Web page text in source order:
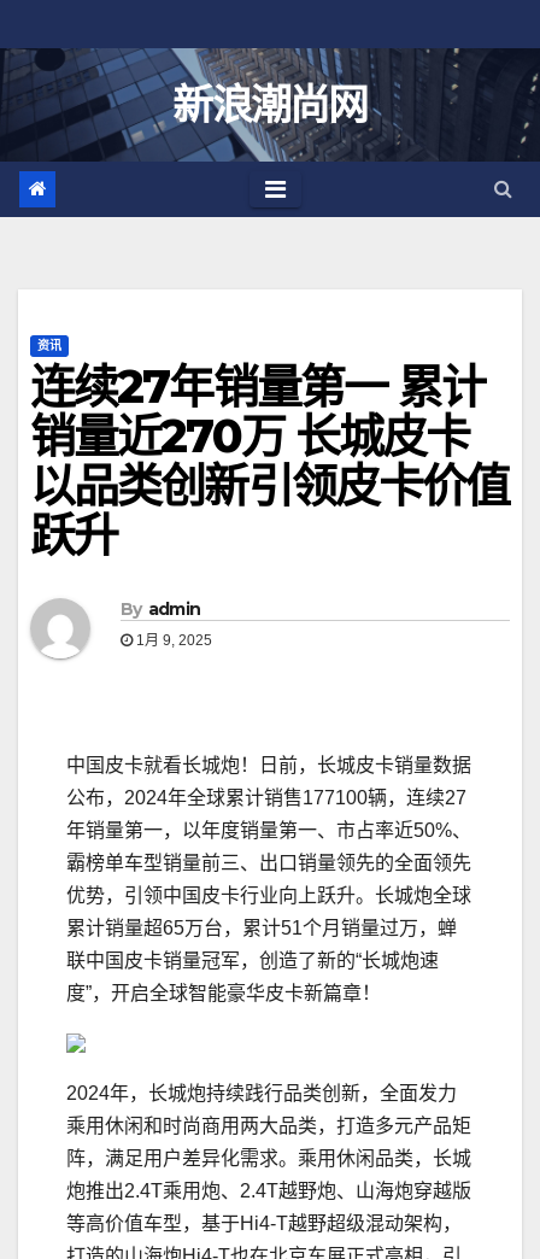
至
新浪潮尚网
资讯
连续27年销量第一 累计
销量近270万 长城皮卡
以品类创新引领皮卡价值
跃升
By admin
1月 9, 2025
中国皮卡就看长城炮！日前，长城皮卡销量数据
公布，2024年全球累计销售177100辆，连续27
年销量第一，以年度销量第一、市占率近50%、
霸榜单车型销量前三、出口销量领先的全面领先
优势，引领中国皮卡行业向上跃升。长城炮全球
累计销量超65万台，累计51个月销量过万，蝉
联中国皮卡销量冠军，创造了新的“长城炮速
度”，开启全球智能豪华皮卡新篇章！
2024年，长城炮持续践行品类创新，全面发力
乘用休闲和时尚商用两大品类，打造多元产品矩
阵，满足用户差异化需求。乘用休闲品类，长城
炮推出2.4T乘用炮、2.4T越野炮、山海炮穿越版
等高价值车型，基于Hi4-T越野超级混动架构，